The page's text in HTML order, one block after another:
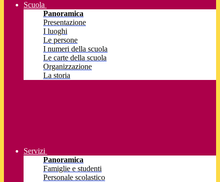
Scuola
Panoramica
Presentazione
I luoghi
Le persone
I numeri della scuola
Le carte della scuola
Organizzazione
La storia
Servizi
Panoramica
Famiglie e studenti
Personale scolastico